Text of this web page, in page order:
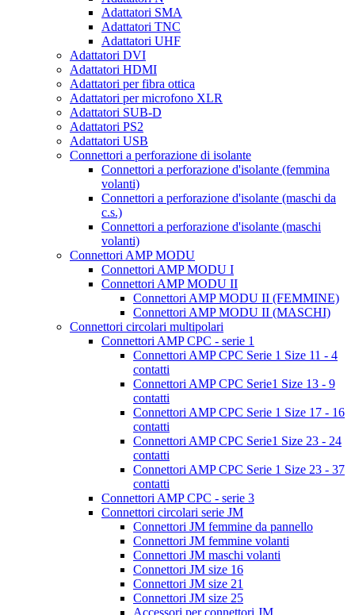
Adattatori SMA
Adattatori TNC
Adattatori UHF
Adattatori DVI
Adattatori HDMI
Adattatori per fibra ottica
Adattatori per microfono XLR
Adattatori SUB-D
Adattatori PS2
Adattatori USB
Connettori a perforazione di isolante
Connettori a perforazione d'isolante (femmina
volanti)
Connettori a perforazione d'isolante (maschi da
c.s.)
Connettori a perforazione d'isolante (maschi
volanti)
Connettori AMP MODU
Connettori AMP MODU I
Connettori AMP MODU II
Connettori AMP MODU II (FEMMINE)
Connettori AMP MODU II (MASCHI)
Connettori circolari multipolari
Connettori AMP CPC - serie 1
Connettori AMP CPC Serie 1 Size 11 - 4
contatti
Connettori AMP CPC Serie1 Size 13 - 9
contatti
Connettori AMP CPC Serie 1 Size 17 - 16
contatti
Connettori AMP CPC Serie1 Size 23 - 24
contatti
Connettori AMP CPC Serie 1 Size 23 - 37
contatti
Connettori AMP CPC - serie 3
Connettori circolari serie JM
Connettori JM femmine da pannello
Connettori JM femmine volanti
Connettori JM maschi volanti
Connettori JM size 16
Connettori JM size 21
Connettori JM size 25
Accessori per connettori JM